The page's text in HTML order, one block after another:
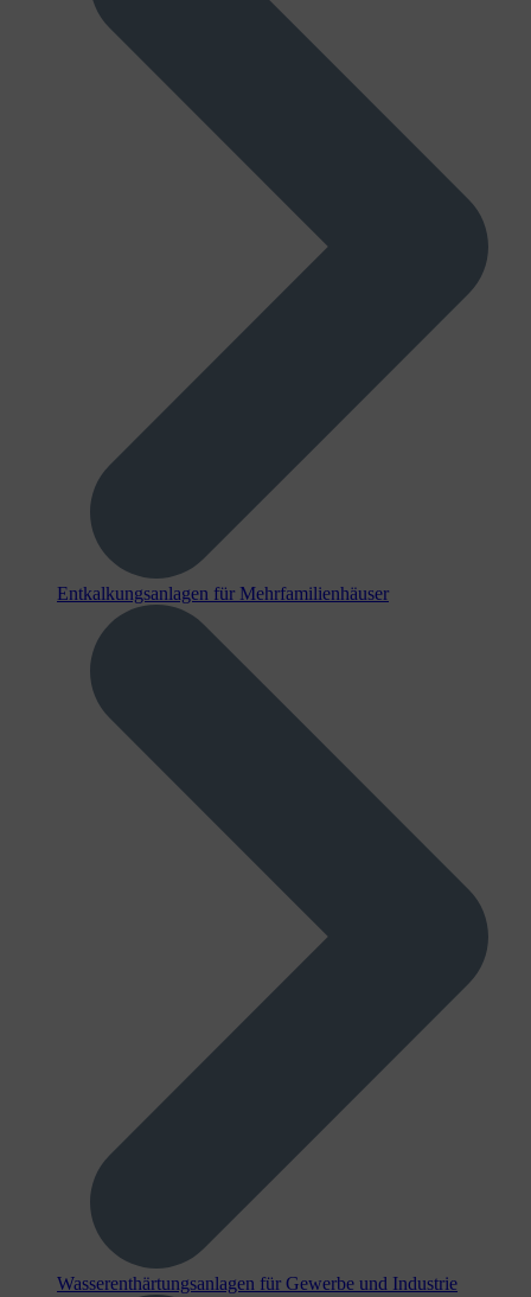
Entkalkungsanlagen für Mehrfamilienhäuser
Wasserenthärtungsanlagen für Gewerbe und Industrie